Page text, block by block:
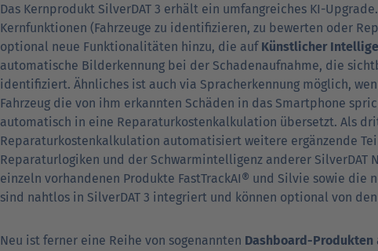
Das Kernprodukt SilverDAT 3 erhält ein umfangreiches KI-
Kernfunktionen (Fahrzeuge zu identifizieren, zu bewerten oder
optional neue Funktionalitäten hinzu, die auf Künstlicher
automatische Bilderkennung bei der Schadenaufnahme, die
identifiziert. Ähnliches ist auch via Spracherkennung möglich,
Fahrzeug die von ihm erkannten Schäden in das Smartphone
automatisch in eine Reparaturkostenkalkulation übersetzt. Als
Reparaturkostenkalkulation automatisiert weitere ergänzende
Reparaturlogiken und der Schwarmintelligenz anderer SilverDAT
einzeln vorhandenen Produkte FastTrackAI® und Silvie sowie die
sind nahtlos in SilverDAT 3 integriert und können optional von
Neu ist ferner eine Reihe von sogenannten Dashboard-Produkten